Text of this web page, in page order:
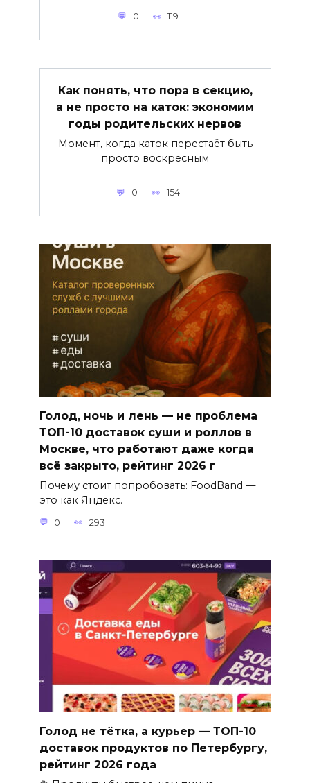
0 119
Как понять, что пора в секцию,
а не просто на каток: экономим
годы родительских нервов
Момент, когда каток перестаёт быть
просто воскресным
0 154
Голод, ночь и лень — не проблема
ТОП-10 доставок суши и роллов в
Москве, что работают даже когда
всё закрыто, рейтинг 2026 г
Почему стоит попробовать: FoodBand —
это как Яндекс.
0 293
Голод не тётка, а курьер — ТОП-10
доставок продуктов по Петербургу,
рейтинг 2026 года